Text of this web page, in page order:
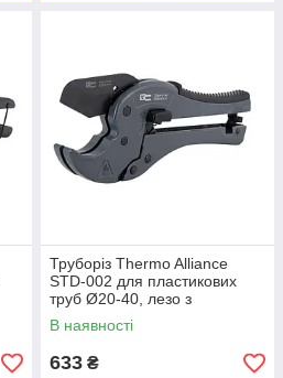
Труборіз Thermo Alliance
STD-002 для пластикових
труб Ø20-40, лезо з
тефлоновим покриттям
В наявності
633 ₴